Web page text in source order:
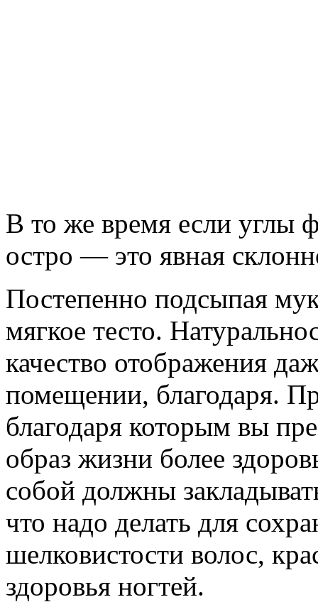
В то же время если углы
остро — это явная
Постепенно подсыпая
мягкое тесто.
качество отображения
помещении, благодаря.
благодаря которым вы
образ жизни более
собой должны
что надо делать для
шелковистости волос,
здоровья ногтей.